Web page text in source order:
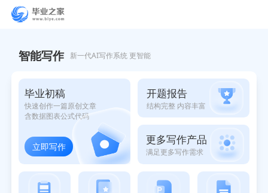
智能写作 新一代AI写作系统 更智能
毕业初稿
快速创作一篇原创文章
含数据图表公式代码
立即写作
开题报告
结构完整 内容丰富
更多写作产品
满足更多写作需求